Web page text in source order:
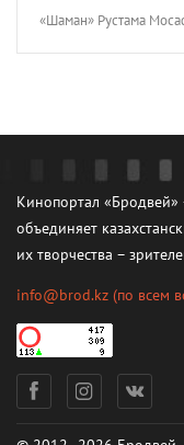
«Шаман» Рустама
Кинопортал «Бродвей»
объединяет
их творчества –
info@brod.kz (по всем